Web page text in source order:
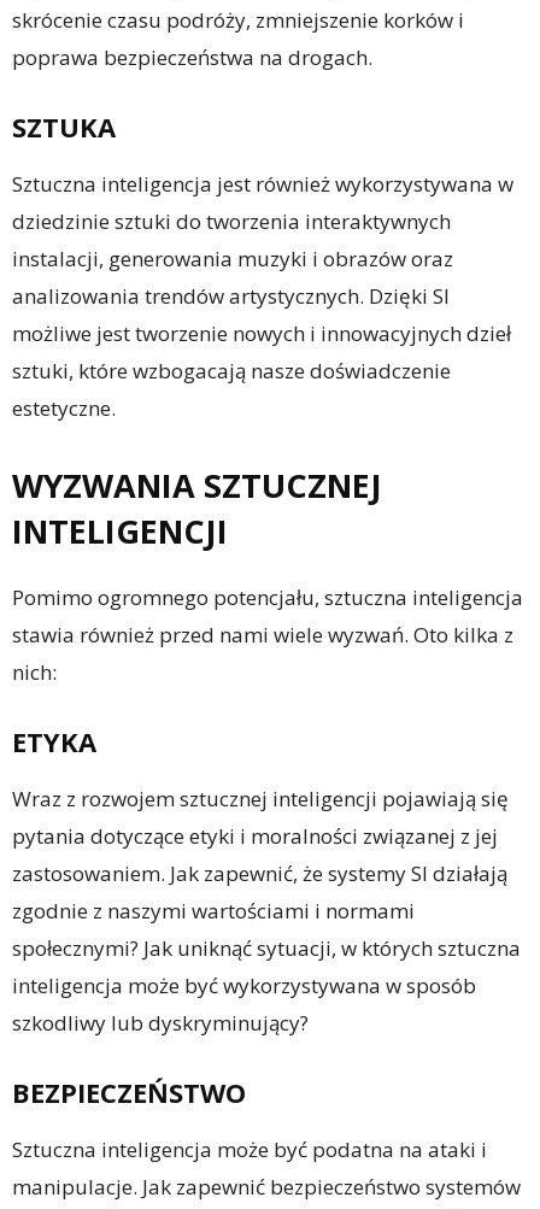
skrócenie czasu podróży, zmniejszenie korków i
poprawa bezpieczeństwa na drogach.
SZTUKA
Sztuczna inteligencja jest również wykorzystywana w
dziedzinie sztuki do tworzenia interaktywnych
instalacji, generowania muzyki i obrazów oraz
analizowania trendów artystycznych. Dzięki SI
możliwe jest tworzenie nowych i innowacyjnych dzieł
sztuki, które wzbogacają nasze doświadczenie
estetyczne.
WYZWANIA SZTUCZNEJ
INTELIGENCJI
Pomimo ogromnego potencjału, sztuczna inteligencja
stawia również przed nami wiele wyzwań. Oto kilka z
nich:
ETYKA
Wraz z rozwojem sztucznej inteligencji pojawiają się
pytania dotyczące etyki i moralności związanej z jej
zastosowaniem. Jak zapewnić, że systemy SI działają
zgodnie z naszymi wartościami i normami
społecznymi? Jak uniknąć sytuacji, w których sztuczna
inteligencja może być wykorzystywana w sposób
szkodliwy lub dyskryminujący?
BEZPIECZEŃSTWO
Sztuczna inteligencja może być podatna na ataki i
manipulacje. Jak zapewnić bezpieczeństwo systemów